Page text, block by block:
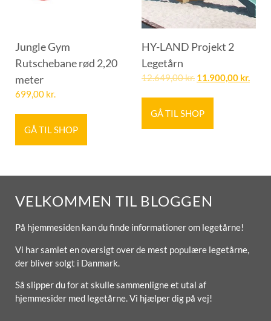
Jungle Gym
Rutschebane rød 2,20
meter
699,00 kr.
GÅ TIL SHOP
HY-LAND Projekt 2
Legetårn
12.649,00kr. 11.900,00 kr.
GÅ TIL SHOP
VELKOMMEN TIL BLOGGEN
På hjemmesiden kan du finde informationer om legetårne!
Vi har samlet en oversigt over de mest populære legetårne,
der bliver solgt i Danmark.
Så slipper du for at skulle sammenligne et utal af
hjemmesider med legetårne. Vi hjælper dig på vej!